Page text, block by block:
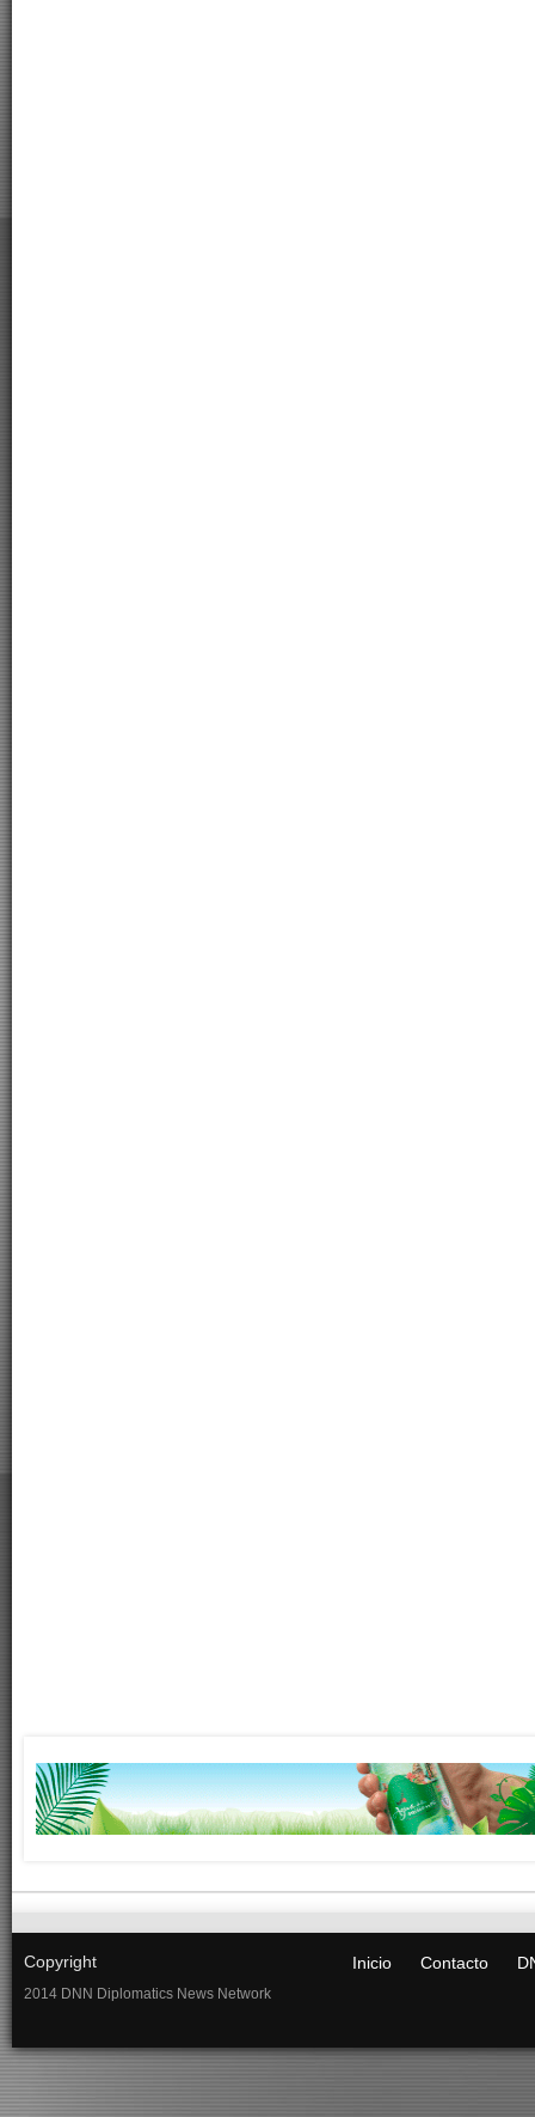
Copyright
2014 DNN Diplomatics News Network
Inicio Contacto